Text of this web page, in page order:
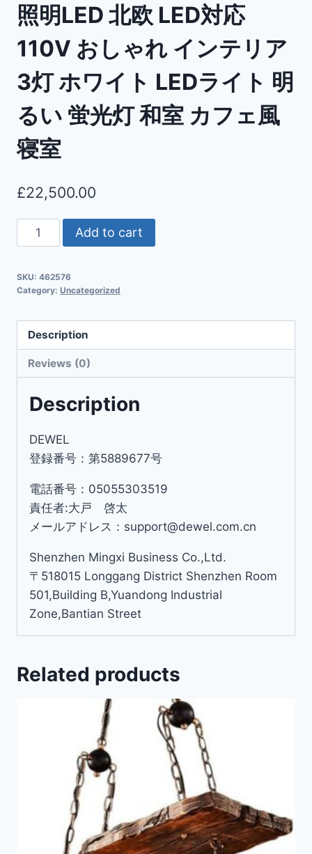
照明LED 北欧 LED対応
110V おしゃれ インテリア
3灯 ホワイト LEDライト 明
るい 蛍光灯 和室 カフェ風
寝室
£22,500.00
Add to cart
SKU: 462576
Category: Uncategorized
Description
Reviews (0)
Description
DEWEL
登録番号：第5889677号
電話番号：05055303519
責任者:大戸 啓太
メールアドレス：support@dewel.com.cn
Shenzhen Mingxi Business Co.,Ltd.
〒518015 Longgang District Shenzhen Room
501,Building B,Yuandong Industrial
Zone,Bantian Street
Related products